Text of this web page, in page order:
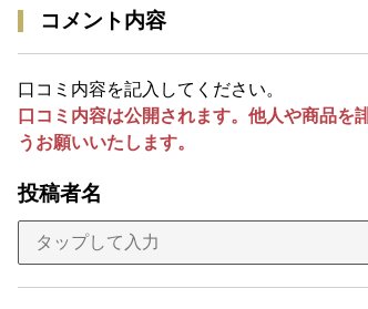
コメント内容
口コミ内容を記入してください。
口コミ内容は公開されます。他人や商品を
うお願いいたします。
投稿者名